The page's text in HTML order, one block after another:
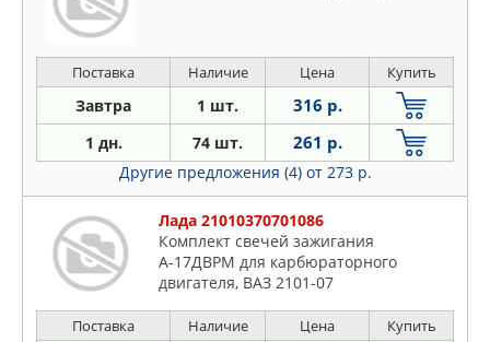
Поставка Наличие Цена Купить
Завтра 1 шт. 316 р.
1 дн. 74 шт. 261 р.
Другие предложения (4) от 273 р.
Лада 21010370701086
Комплект свечей зажигания
А-17ДВРМ для карбюраторного
двигателя, ВАЗ 2101-07
Поставка Наличие Цена Купить